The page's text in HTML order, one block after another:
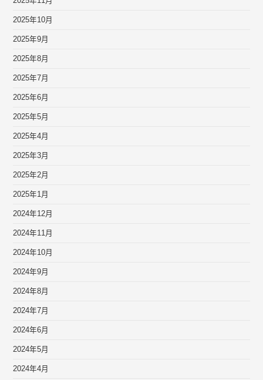
2025年10月
2025年9月
2025年8月
2025年7月
2025年6月
2025年5月
2025年4月
2025年3月
2025年2月
2025年1月
2024年12月
2024年11月
2024年10月
2024年9月
2024年8月
2024年7月
2024年6月
2024年5月
2024年4月